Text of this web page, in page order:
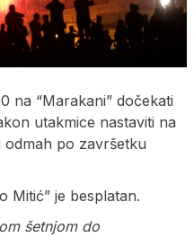
na “Marakani” dočekati
utakmice nastaviti na
odmah po završetku
Mitić” je besplatan.
šetnjom do